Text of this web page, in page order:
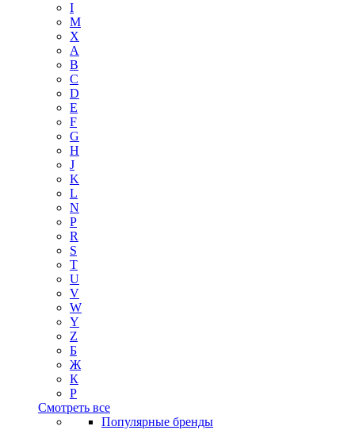
I
M
X
A
B
C
D
E
F
G
H
J
K
L
N
P
R
S
T
U
V
W
Y
Z
Б
Ж
К
Р
Смотреть все
Популярные бренды